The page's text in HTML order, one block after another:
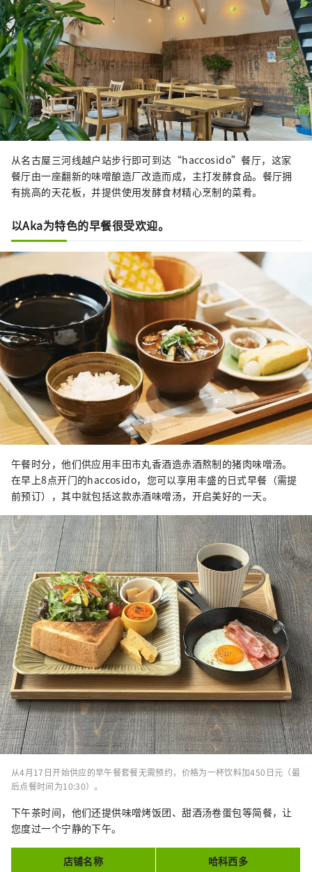
从名古屋三河线越户站步行即可到达“haccosido”餐厅，这家
餐厅由一座翻新的味噌酿造厂改造而成，主打发酵食品。餐厅拥
有挑高的天花板，并提供使用发酵食材精心烹制的菜肴。
以Aka为特色的早餐很受欢迎。
午餐时分，他们供应用丰田市丸香酒造赤酒熬制的猪肉味噌汤。
在早上8点开门的haccosido，您可以享用丰盛的日式早餐（需提
前预订），其中就包括这款赤酒味噌汤，开启美好的一天。
从4月17日开始供应的早午餐套餐无需预约，价格为一杯饮料加450日元（最
后点餐时间为10:30）。
下午茶时间，他们还提供味噌烤饭团、甜酒汤卷蛋包等简餐，让
您度过一个宁静的下午。
店铺名称
哈科西多